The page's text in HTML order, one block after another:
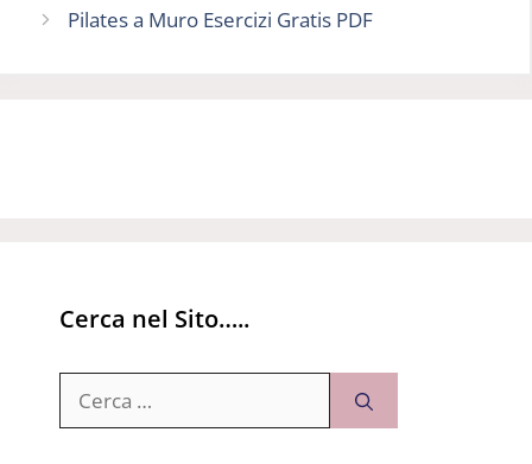
Pilates a Muro Esercizi Gratis PDF
Cerca nel Sito…..
per: